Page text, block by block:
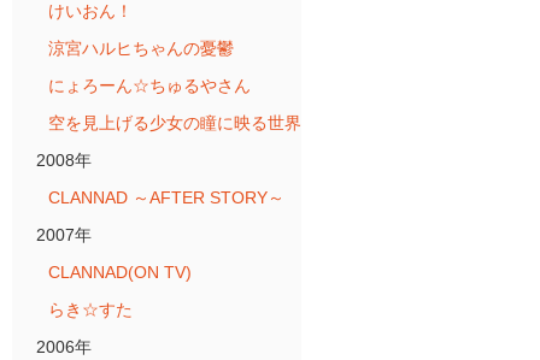
けいおん！
涼宮ハルヒちゃんの憂鬱
にょろーん☆ちゅるやさん
空を見上げる少女の瞳に映る世界
2008年
CLANNAD ～AFTER STORY～
2007年
CLANNAD(ON TV)
らき☆すた
2006年